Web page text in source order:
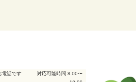
電話です
対応可能時間 8:00〜